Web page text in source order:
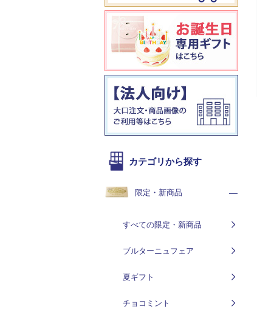
カテゴリから探す
限定・新商品
すべての限定・新商品
ブルターニュフェア
夏ギフト
チョコミント